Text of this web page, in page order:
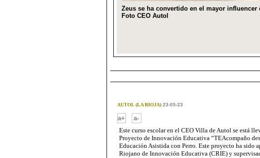
AUTOL (LA RIOJA)23-05-23
a+
a-
Este curso escolar en el CEO Villa de Autol se está
Proyecto de Innovación Educativa “TEAcompaño
Educación Asistida con Perro. Este proyecto ha sido
Riojano de Innovación Educativa (CRIE) y